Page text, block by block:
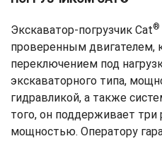
Экскаватор-погрузчик Cat®
проверенным двигателем,
переключением под
экскаваторного типа,
гидравликой, а также
того, он поддерживает
мощностью. Оператору